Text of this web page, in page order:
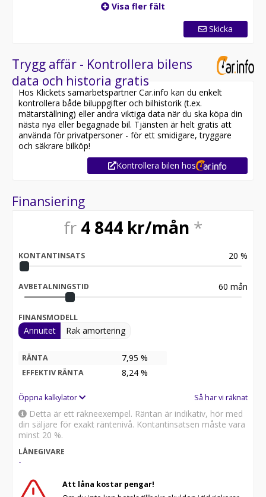
Visa fler fält
Skicka
Trygg affär - Kontrollera bilens
data och historia gratis
Hos Klickets samarbetspartner Car.info kan du enkelt
kontrollera både biluppgifter och bilhistorik (t.ex.
mätarställning) eller andra viktiga data när du ska köpa din
nästa nya eller begagnade bil. Tjänsten är helt gratis att
använda för privatpersoner - för ett smidigare, tryggare
och säkrare bilköp!
Kontrollera bilen hos
Finansiering
fr 4 844 kr/mån *
KONTANTINSATS 20 %
AVBETALNINGSTID 60 mån
FINANSMODELL
Annuitet Rak amortering
RÄNTA 7,95 %
EFFEKTIV RÄNTA 8,24 %
Öppna kalkylator Så har vi räknat
Detta är ett räkneexempel. Räntan är indikativ, hör med
din säljare för exakt räntenivå. Kontantinsatsen måste vara
minst 20 %.
LÅNEGIVARE
-
Att låna kostar pengar!